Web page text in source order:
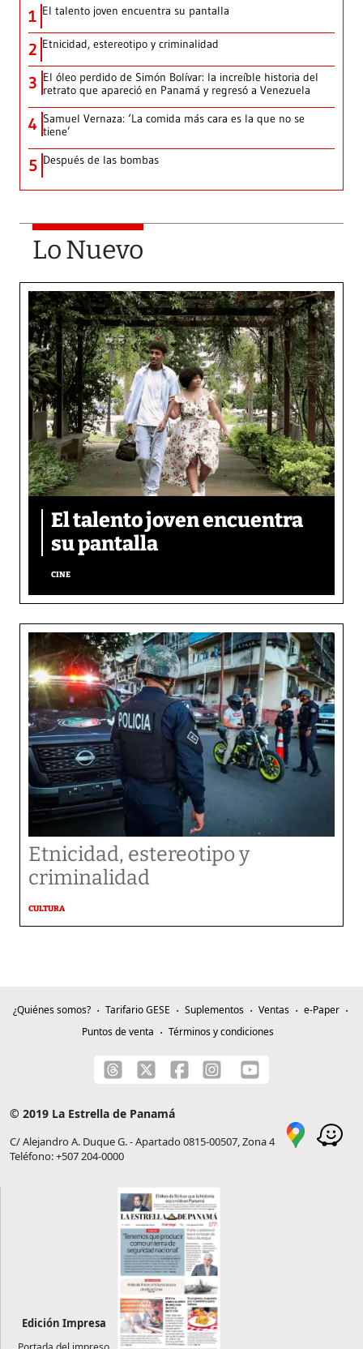
1 El talento joven encuentra su pantalla​
2 Etnicidad, estereotipo y criminalidad
3 El óleo perdido de Simón Bolívar: la increíble historia del
retrato que apareció en Panamá y regresó a Venezuela
4 Samuel Vernaza: ‘La comida más cara es la que no se
tiene’
5 Después de las bombas
Lo Nuevo
El talento joven encuentra
su pantalla​
CINE
Etnicidad, estereotipo y
criminalidad
CULTURA
¿Quiénes somos? Tarifario GESE Suplementos Ventas
e-Paper
Puntos de venta
Términos y condiciones
© 2019 La Estrella de Panamá
C/ Alejandro A. Duque G. - Apartado 0815-00507, Zona 4
Teléfono: +507 204-0000
Edición Impresa